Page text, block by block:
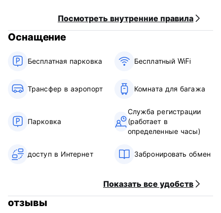
поздней отмены бронирования или незаезда с вас будет
Выезд до 10:00.
Налоги включены.
from original language)
Посмотреть внутренние правила
Оснащение
Бесплатная парковка Бесплатный WiFi
Трансфер в аэропорт Комната для багажа
Парковка
Служба регистрации
(работает в
определенные часы)
доступ в Интернет Забронировать обмен
Показать все удобств
отзывы